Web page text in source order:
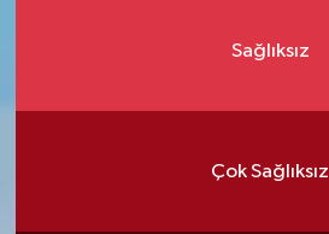
Sağlıksız
Çok Sağlıksız